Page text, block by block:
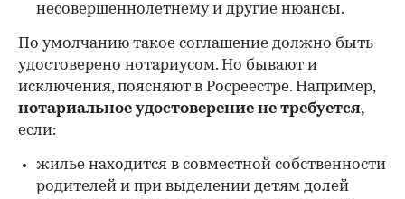
00:00 / 00:00
несовершеннолетнему и другие нюансы.
По умолчанию такое соглашение должно быть
удостоверено нотариусом. Но бывают и
исключения, поясняют в Росреестре. Например,
нотариальное удостоверение не требуется,
если:
жилье находится в совместной собственности
родителей и при выделении детям долей